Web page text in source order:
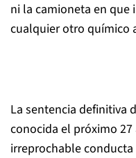
ni la camioneta en que
cualquier otro químico
La sentencia definitiva
conocida el próximo
irreprochable